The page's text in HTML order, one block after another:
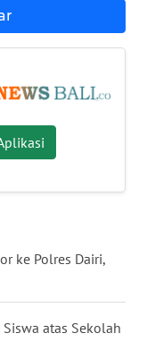
ke Polres Dairi,
atas Sekolah